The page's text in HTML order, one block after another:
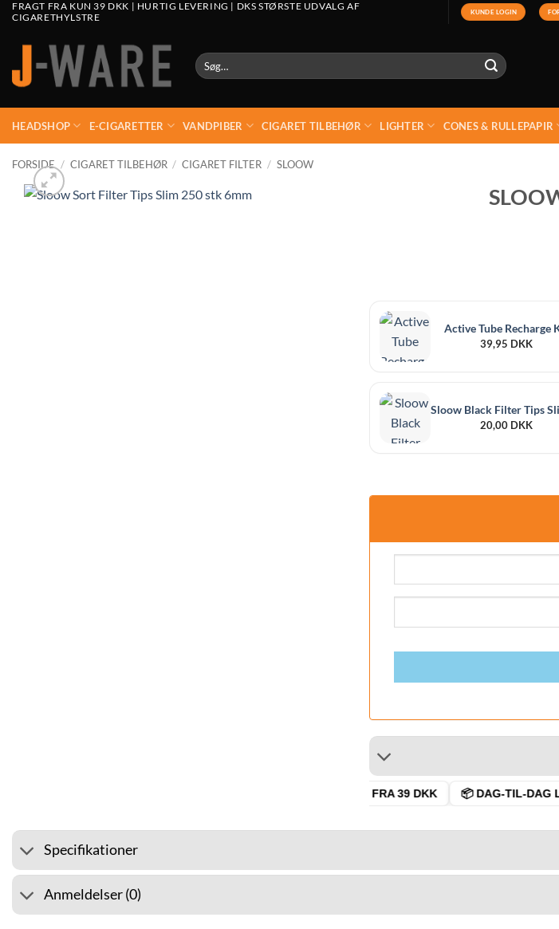
FRAGT FRA KUN 39 DKK | HURTIG LEVERING | DKS STØRSTE UDVALG AF
CIGARETHYLSTRE
KUNDE LOGIN
Søg
efter:
HEADSHOP E-CIGARETTER VANDPIBER CIGARET TILBEHØR LIGHTER CONES & RULLEPAPIR
FORSIDE / CIGARET TILBEHØR / CIGARET FILTER / SLOOW
Active Tube Recharge
39,95 DKK
20,00 DKK
🚚 FRAGT FRA 39 DKK 📦 DAG-TIL-DAG
Specifikationer
Anmeldelser (0)